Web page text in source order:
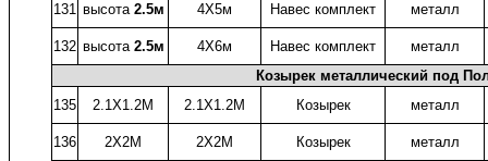
131 высота2.5м 4X5м Навес комплект металл
132 высота2.5м 4X6м Навес комплект
металл
Козырек металлический под
135
2.1X1.2М 2.1X1.2М Козырек металл
136 2X2М 2X2М Козырек
металл